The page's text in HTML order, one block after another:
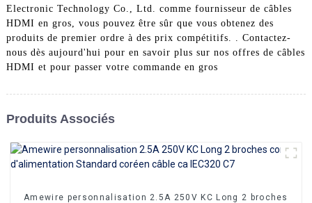
Electronic Technology Co., Ltd. comme fournisseur de câbles
HDMI en gros, vous pouvez être sûr que vous obtenez des
produits de premier ordre à des prix compétitifs. . Contactez-
nous dès aujourd'hui pour en savoir plus sur nos offres de câbles
HDMI et pour passer votre commande en gros
Produits Associés
Amewire personnalisation 2.5A 250V KC Long 2 broches